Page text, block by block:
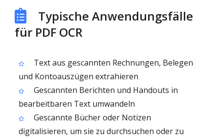
Typische Anwendungsfälle
für PDF OCR
Text aus gescannten Rechnungen, Belegen
und Kontoauszügen extrahieren
Gescannten Berichten und Handouts in
bearbeitbaren Text umwandeln
Gescannte Bücher oder Notizen
digitalisieren, um sie zu durchsuchen oder zu